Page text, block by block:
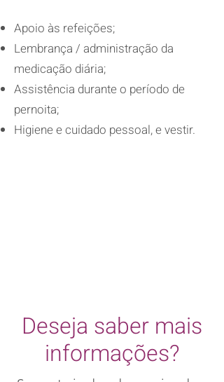
Apoio às refeições;
Lembrança / administração da
medicação diária;
Assistência durante o período de
pernoita;
Higiene e cuidado pessoal, e vestir.
Deseja saber mais
informações?